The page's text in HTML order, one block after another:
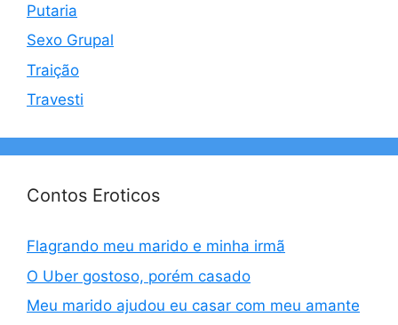
Putaria
Sexo Grupal
Traição
Travesti
Contos Eroticos
Flagrando meu marido e minha irmã
O Uber gostoso, porém casado
Meu marido ajudou eu casar com meu amante